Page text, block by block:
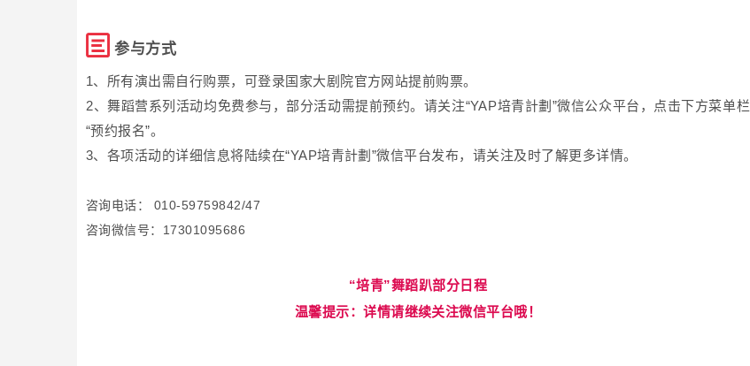
参与方式
1、所有演出需自行购票，可登录国家大剧院官方网站提前购票。
2、舞蹈营系列活动均免费参与，部分活动需提前预约。请关注“YAP培青計劃”微信公众平台，点击下方菜单栏
“预约报名”。
3、各项活动的详细信息将陆续在“YAP培青計劃”微信平台发布，请关注及时了解更多详情。
咨询电话： 010-59759842/47
咨询微信号：17301095686
“培青”舞蹈趴部分日程
温馨提示：详情请继续关注微信平台哦！